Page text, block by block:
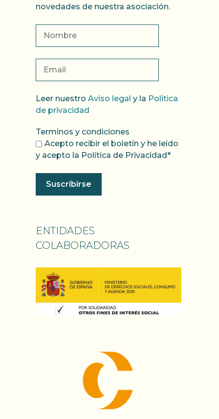
novedades de nuestra asociación.
Leer nuestro Aviso legal y la Politica
de privacidad
Terminos y condiciones
Acepto recibir el boletín y he leído
y acepto la Política de Privacidad*
ENTIDADES
COLABORADORAS